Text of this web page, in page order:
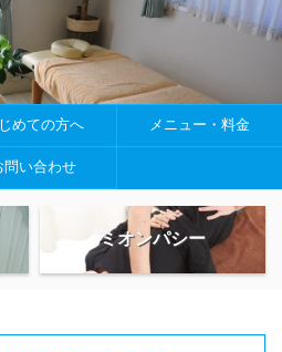
めての方へ メニュー・料金
問い合わせ
ミオンパシー